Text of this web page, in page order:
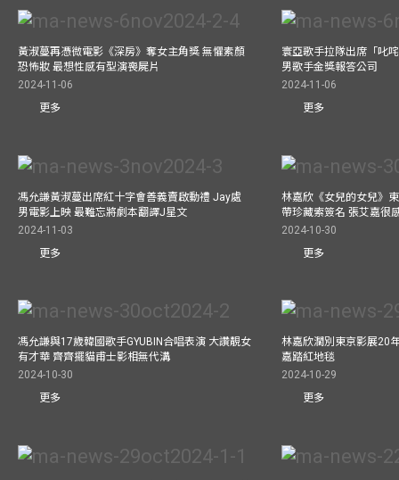
黃淑蔓再憑微電影《深房》奪女主角獎 無懼素顏
恐怖妝 最想性感有型演喪屍片
2024-11-06
更多
寰亞歌手拉隊出席「叱
男歌手金獎報答公司
2024-11-06
更多
馮允謙黃淑蔓出席紅十字會善義賣啟動禮 Jay處
男電影上映 最難忘將劇本翻譯J星文
2024-11-03
更多
林嘉欣《女兒的女兒》
帶珍藏索簽名 張艾嘉很
2024-10-30
更多
馮允謙與17歲韓國歌手GYUBIN合唱表演 大讚靚女
有才華 齊齊擺貓甫士影相無代溝
2024-10-30
更多
林嘉欣濶別東京影展20
嘉踏紅地毯
2024-10-29
更多